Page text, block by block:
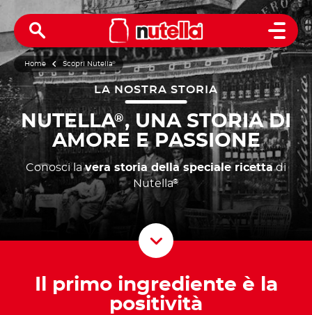
Open
Home Scopri Nutella®
LA NOSTRA STORIA
NUTELLA®, UNA STORIA DI
AMORE E PASSIONE
Conosci lavera storia della speciale ricettadi
Nutella®
Scroll
Il primo ingrediente è la
positività